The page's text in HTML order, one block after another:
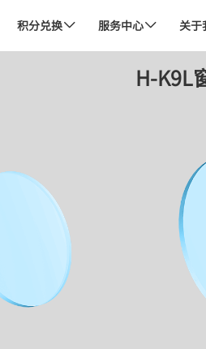
积分兑换 服务中心 关于
H-K9L